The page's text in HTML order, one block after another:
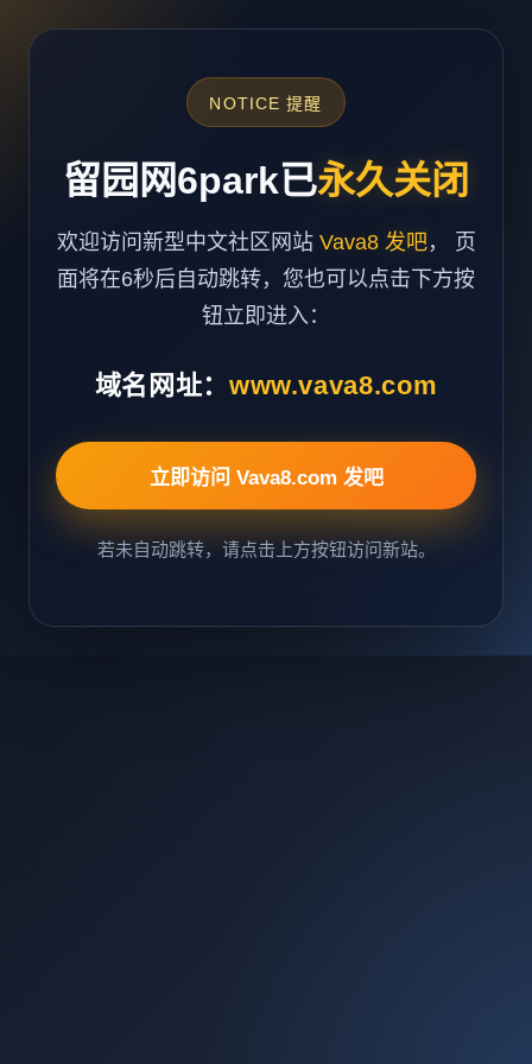
NOTICE 提醒
留园网6park已永久关闭
欢迎访问新型中文社区网站 Vava8 发吧， 页
面将在6秒后自动跳转，您也可以点击下方按
钮立即进入：
域名网址： www.vava8.com
立即访问 Vava8.com 发吧
若未自动跳转，请点击上方按钮访问新站。